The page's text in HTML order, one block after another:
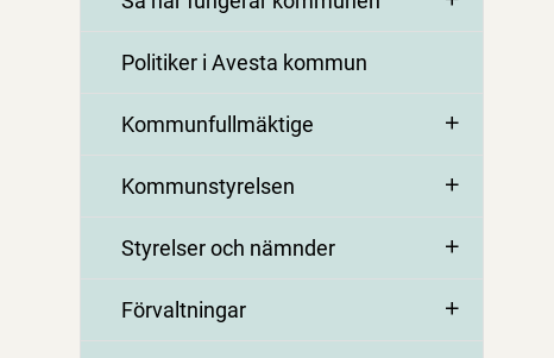
Politiker i Avesta kommun
Kommunfullmäktige
Kommunstyrelsen
Styrelser och nämnder
Förvaltningar